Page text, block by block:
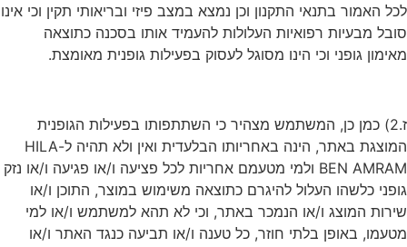
לכל האמור בתנאי התקנון וכן נמצא במצב פיזי ובריאותי תקין וכי אינו
סובל מבעיות רפואיות העלולות להעמיד אותו בסכנה כתוצאה
מאימון גופני וכי הינו מסוגל לעסוק בפעילות גופנית מאומצת.
ז.2) כמן כן, המשתמש מצהיר כי השתתפותו בפעילות הגופנית
המוצגת באתר, הינה באחריותו הבלעדית ואין ולא תהיה ל-HILA
BEN AMRAM ולמי מטעמם אחריות לכל פציעה ו/או פגיעה ו/או נזק
גופני כלשהו העלול להיגרם כתוצאה משימוש במוצר, התוכן ו/או
שירות המוצג ו/או הנמכר באתר, וכי לא תהא למשתמש ו/או למי
מטעמו, באופן בלתי חוזר, כל טענה ו/או תביעה כנגד האתר ו/או